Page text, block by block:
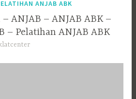
ANJAB ABK
ANJAB – ANJAB ABK –
– Pelatihan ANJAB ABK